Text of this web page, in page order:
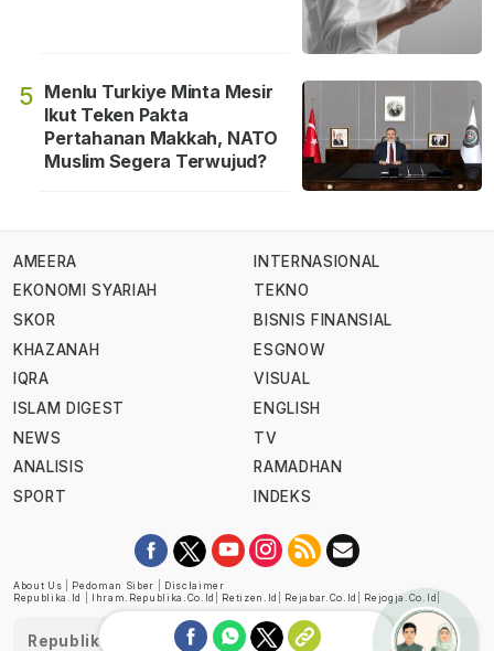
5 Menlu Turkiye Minta Mesir
Ikut Teken Pakta
Pertahanan Makkah, NATO
Muslim Segera Terwujud?
AMEERA
EKONOMI SYARIAH
SKOR
KHAZANAH
IQRA
ISLAM DIGEST
NEWS
ANALISIS
SPORT
INTERNASIONAL
TEKNO
BISNIS FINANSIAL
ESGNOW
VISUAL
ENGLISH
TV
RAMADHAN
INDEKS
About Us Pedoman Siber
Disclaimer
Republika.id
Ihram.republika.co.id Retizen.id Rejabar.co.id Rejogja.co.id
Republika telah diverifikasi oleh Dewan Pers